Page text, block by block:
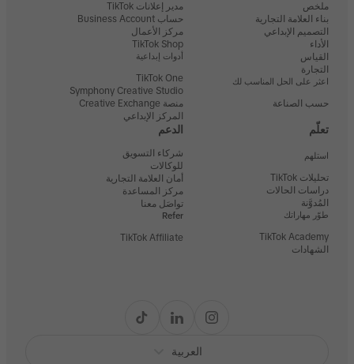
ملخص
بناء العلامة التجارية
التصميم الإبداعي
الأداء
القياس
التجارة
اعثر على الحل المناسب لك
حسب الصناعة
مدير إعلانات TikTok
حساب Business Account
مركز الأعمال
TikTok Shop
أدوات إبداعية
TikTok One
Symphony Creative Studio
منصة Creative Exchange
المركز الإبداعي
تعلّم
استلهم
تحليلات TikTok
دراسات الحالات
المُدوَّنة
طوّر مهاراتك
TikTok Academy
الشهادات
الدعم
شركاء التسويق
للوكالات
أمان العلامة التجارية
مركز المساعدة
تواصَل معنا
Refer
TikTok Affiliate
العربية